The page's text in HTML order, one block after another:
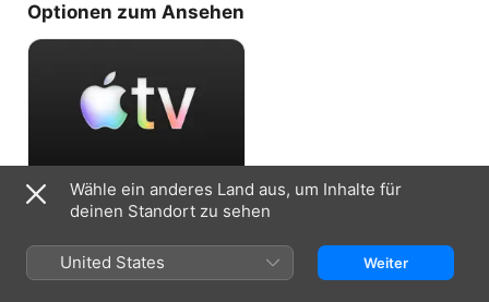
Optionen zum Ansehen
Gratis Probeabo akzeptieren
7 Tage kostenlos, dann 9,99 € pro Monat
Wähle ein anderes Land aus, um Inhalte für
deinen Standort zu sehen
United States Weiter